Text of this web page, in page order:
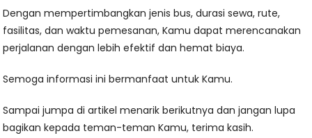
Dengan mempertimbangkan jenis bus, durasi sewa, rute,
fasilitas, dan waktu pemesanan, Kamu dapat merencanakan
perjalanan dengan lebih efektif dan hemat biaya.
Semoga informasi ini bermanfaat untuk Kamu.
Sampai jumpa di artikel menarik berikutnya dan jangan lupa
bagikan kepada teman-teman Kamu, terima kasih.